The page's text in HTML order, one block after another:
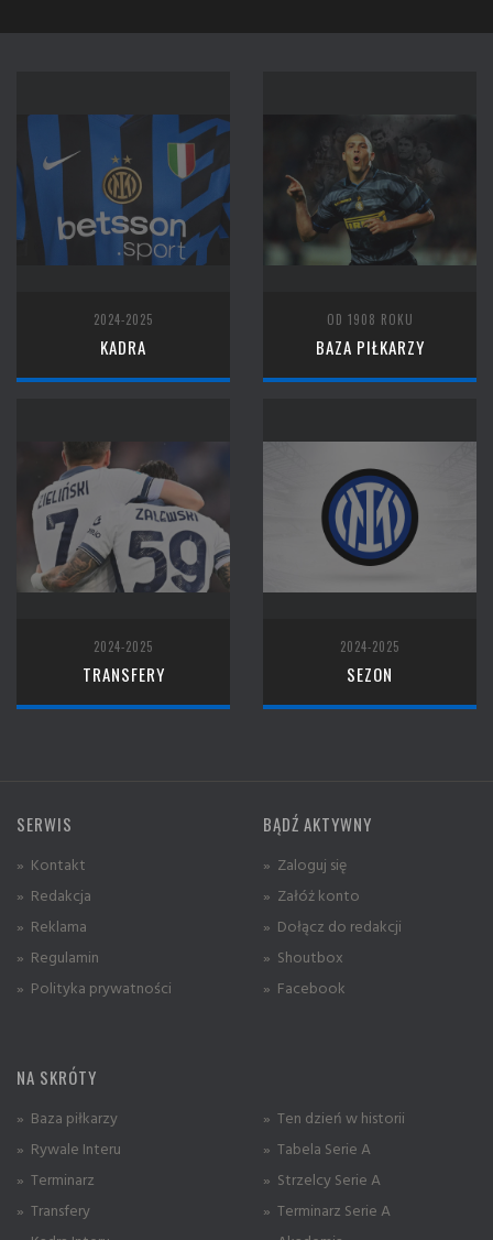
2024-2025
KADRA
OD 1908 ROKU
BAZA PIŁKARZY
2024-2025
TRANSFERY
2024-2025
SEZON
SERWIS
» Kontakt
» Redakcja
» Reklama
» Regulamin
» Polityka prywatności
BĄDŹ AKTYWNY
» Zaloguj się
» Załóż konto
» Dołącz do redakcji
» Shoutbox
» Facebook
NA SKRÓTY
» Baza piłkarzy
» Rywale Interu
» Terminarz
» Transfery
» Ten dzień w historii
» Tabela Serie A
» Strzelcy Serie A
» Terminarz Serie A